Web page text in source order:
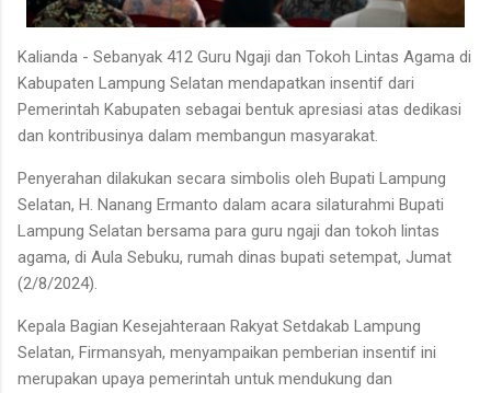
Kalianda - Sebanyak 412 Guru Ngaji dan Tokoh Lintas Agama di
Kabupaten Lampung Selatan mendapatkan insentif dari
Pemerintah Kabupaten sebagai bentuk apresiasi atas dedikasi
dan kontribusinya dalam membangun masyarakat.
Penyerahan dilakukan secara simbolis oleh Bupati Lampung
Selatan, H. Nanang Ermanto dalam acara silaturahmi Bupati
Lampung Selatan bersama para guru ngaji dan tokoh lintas
agama, di Aula Sebuku, rumah dinas bupati setempat, Jumat
(2/8/2024).
Kepala Bagian Kesejahteraan Rakyat Setdakab Lampung
Selatan, Firmansyah, menyampaikan pemberian insentif ini
merupakan upaya pemerintah untuk mendukung dan